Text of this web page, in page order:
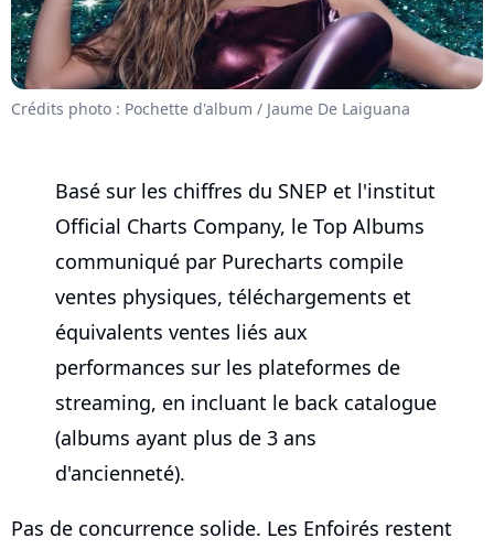
Crédits photo : Pochette d'album / Jaume De Laiguana
Basé sur les chiffres du SNEP et l'institut
Official Charts Company, le Top Albums
communiqué par Purecharts compile
ventes physiques, téléchargements et
équivalents ventes liés aux
performances sur les plateformes de
streaming, en incluant le back catalogue
(albums ayant plus de 3 ans
d'ancienneté).
Pas de concurrence solide. Les Enfoirés restent